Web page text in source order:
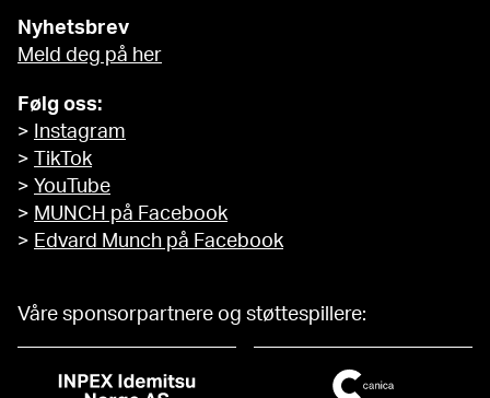
Nyhetsbrev
Meld deg på her
Følg oss:
>
Instagram
>
TikTok
> YouTube
> MUNCH på Facebook
> Edvard Munch på Facebook
Våre sponsorpartnere og støttespillere: